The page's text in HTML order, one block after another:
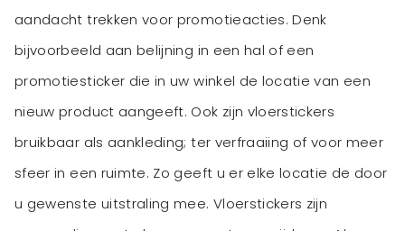
aandacht trekken voor promotieacties. Denk
bijvoorbeeld aan belijning in een hal of een
promotiesticker die in uw winkel de locatie van een
nieuw product aangeeft. Ook zijn vloerstickers
bruikbaar als aankleding; ter verfraaiing of voor meer
sfeer in een ruimte. Zo geeft u er elke locatie de door
u gewenste uitstraling mee. Vloerstickers zijn